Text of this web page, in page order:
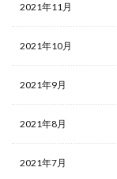
2021年11月
2021年10月
2021年9月
2021年8月
2021年7月